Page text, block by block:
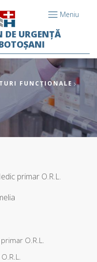
Meniu
DE URGENȚĂ
FUNCȚIONALE
primar O.R.L.
O.R.L.